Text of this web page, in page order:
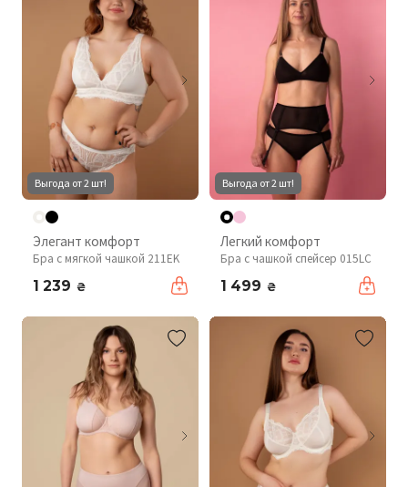
Выгода от 2 шт!
Элегант комфорт
Бра с мягкой чашкой 211EK
1 239 ₴
Выгода от 2 шт!
Легкий комфорт
Бра с чашкой спейсер 015LC
1 499 ₴